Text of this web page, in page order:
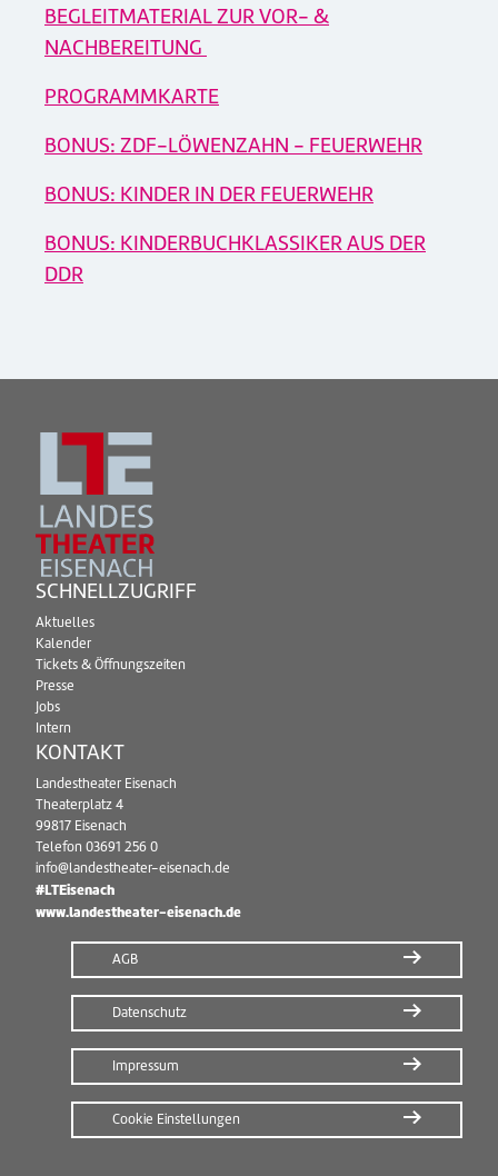
BEGLEITMATERIAL ZUR VOR- &
NACHBEREITUNG
PROGRAMMKARTE
BONUS: ZDF-LÖWENZAHN - FEUERWEHR
BONUS: KINDER IN DER FEUERWEHR
BONUS: KINDERBUCHKLASSIKER AUS DER
DDR
SCHNELLZUGRIFF
Aktuelles
Kalender
Tickets & Öffnungszeiten
Presse
Jobs
Intern
KONTAKT
Landestheater Eisenach
Theaterplatz 4
99817 Eisenach
Telefon 03691 256 0
info@landestheater-eisenach.de
#LTEisenach
www.landestheater-eisenach.de
AGB
Datenschutz
Impressum
Cookie Einstellungen